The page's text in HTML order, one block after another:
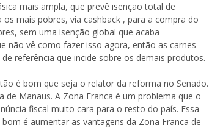
mais ampla, que prevê isenção total de
mais pobres, via cashback , para a compra do
sem uma isenção global que acaba
não vê como fazer isso agora, então as carnes
referência que incide sobre os demais produtos.
é bom que seja o relator da reforma no Senado.
Manaus. A Zona Franca é um problema que o
fiscal muito cara para o resto do país. Essa
é aumentar as vantagens da Zona Franca de